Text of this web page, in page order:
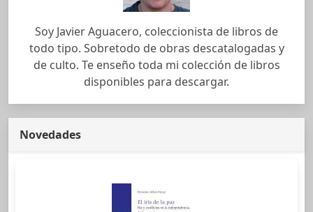
Soy Javier Aguacero, coleccionista de libros de
todo tipo. Sobretodo de obras descatalogadas y
de culto. Te enseño toda mi colección de libros
disponibles para descargar.
Novedades